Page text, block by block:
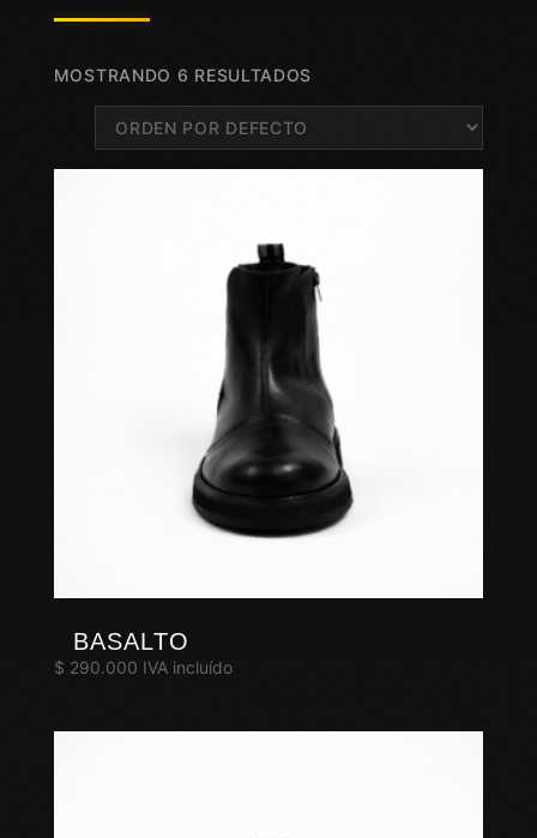
MOSTRANDO 6 RESULTADOS
BASALTO
$ 290.000 IVA incluído